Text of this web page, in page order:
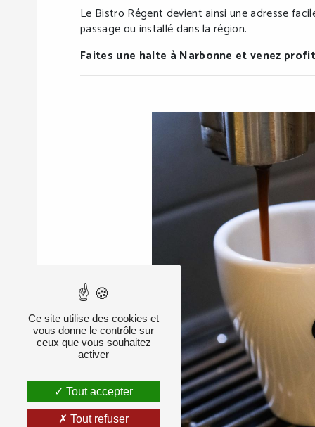
Le Bistro Régent devient ainsi une adresse
passage ou installé dans la région.
Faites une halte à Narbonne et venez
Ce site utilise des cookies et
vous donne le contrôle sur
ceux que vous souhaitez
activer
Tout accepter
Tout refuser